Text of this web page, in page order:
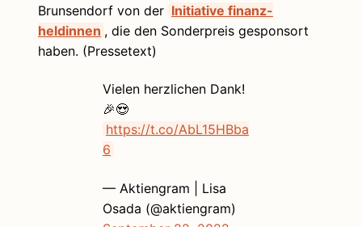
Brunsendorf von der Initiative finanz-
heldinnen , die den Sonderpreis gesponsort
haben. (Pressetext)
Vielen herzlichen Dank!
🎉😍
https://t.co/AbL15HBba
6
— Aktiengram | Lisa
Osada (@aktiengram)